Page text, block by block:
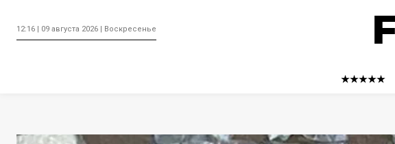
12:16 | 09 августа 2026 | Воскресенье
★★★★★